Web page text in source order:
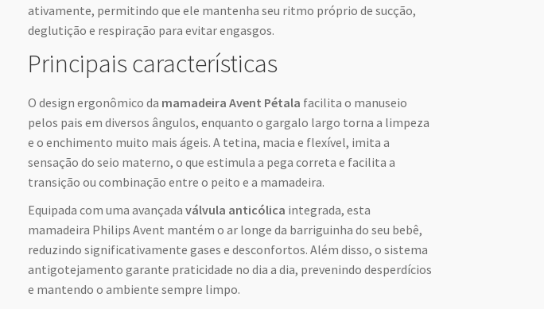
ativamente, permitindo que ele mantenha seu ritmo próprio de sucção,
deglutição e respiração para evitar engasgos.
Principais características
O design ergonômico da mamadeira Avent Pétala facilita o manuseio
pelos pais em diversos ângulos, enquanto o gargalo largo torna a limpeza
e o enchimento muito mais ágeis. A tetina, macia e flexível, imita a
sensação do seio materno, o que estimula a pega correta e facilita a
transição ou combinação entre o peito e a mamadeira.
Equipada com uma avançadaválvula anticólica integrada, esta
mamadeira Philips Avent mantém o ar longe da barriguinha do seu bebê,
reduzindo significativamente gases e desconfortos. Além disso, o sistema
antigotejamento garante praticidade no dia a dia, prevenindo desperdícios
e mantendo o ambiente sempre limpo.